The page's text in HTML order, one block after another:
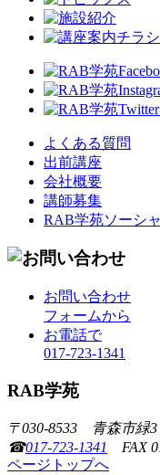
よくある質問
出前講座
会社概要
講師募集
RAB学苑ソーシ
お問い合わせ
フォームから
お電話で
017-723-1341
RAB学苑
〒030-8533 青森市緑
☎017-723-1341
FAX
ページトップへ